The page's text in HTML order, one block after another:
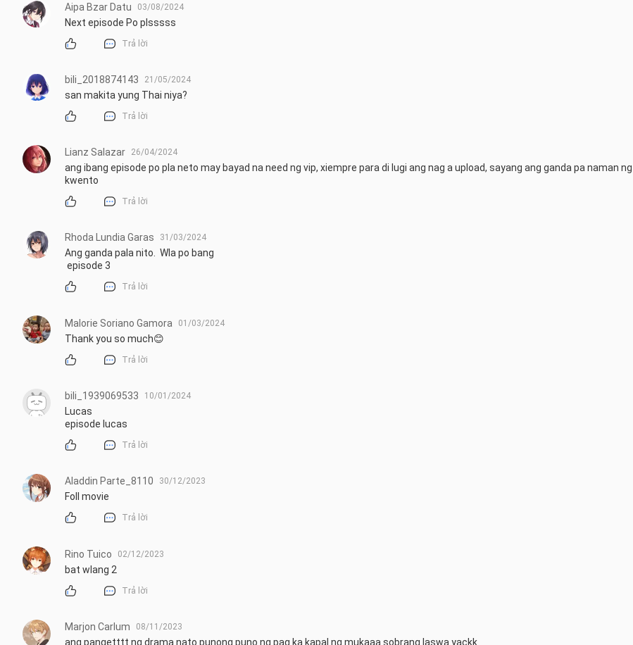
Aipa Bzar Datu 03/08/2024
Next episode Po plsssss
Trả lời
bili_2018874143 21/05/2024
san makita yung Thai niya?
Trả lời
Lianz Salazar 26/04/2024
ang ibang episode po pla neto may bayad na need ng vip, xiempre para di lugi ang nag a upload, sayang ang ganda pa naman ng
kwento
Trả lời
Rhoda Lundia Garas 31/03/2024
Ang ganda pala nito.  Wla po bang
episode 3
Trả lời
Malorie Soriano Gamora 01/03/2024
Thank you so much😊
Trả lời
bili_1939069533 10/01/2024
Lucas
episode lucas
Trả lời
Aladdin Parte_8110 30/12/2023
Foll movie
Trả lời
Rino Tuico 02/12/2023
bat wlang 2
Trả lời
Marjon Carlum 08/11/2023
ang pangetttt ng drama nato punong puno ng pag ka kapal ng mukaaa sobrang laswa yackk